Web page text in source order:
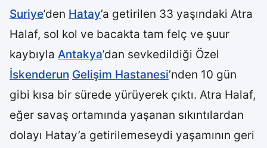
Suriye’den Hatay’a getirilen 33 yaşındaki Atra
Halaf, sol kol ve bacakta tam felç ve şuur
kaybıyla Antakya’dan sevkedildiği Özel
İskenderun Gelişim Hastanesi’nden 10 gün
gibi kısa bir sürede yürüyerek çıktı. Atra Halaf,
eğer savaş ortamında yaşanan sıkıntılardan
dolayı Hatay’a getirilemeseydi yaşamının geri